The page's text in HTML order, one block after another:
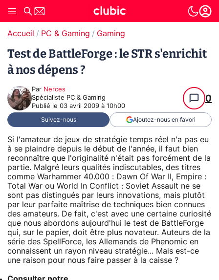
Accueil PC & Gaming Gaming
Test de BattleForge : le STR s'enrichit
à nos dépens ?
Par Nerces
Spécialiste PC & Gaming
Publié le 03 avril 2009 à 10h00
0
Suivez-nous Ajoutez-nous en favori
Si l'amateur de jeux de stratégie temps réel n'a pas eu
à se plaindre depuis le début de l'année, il faut bien
reconnaître que l'originalité n'était pas forcément de la
partie. Malgré leurs qualités indiscutables, des titres
comme Warhammer 40.000 : Dawn Of War II, Empire :
Total War ou World In Conflict : Soviet Assault ne se
sont pas distingués par leurs innovations, mais plutôt
par leur parfaite maîtrise de techniques bien connues
des amateurs. De fait, c'est avec une certaine curiosité
que nous abordons aujourd'hui le test de BattleForge
qui, sur le papier, doit être plus novateur. Auteurs de la
série des SpellForce, les Allemands de Phenomic en
connaissent un rayon niveau stratégie... Mais est-ce
une raison pour nous faire passer à la caisse ?